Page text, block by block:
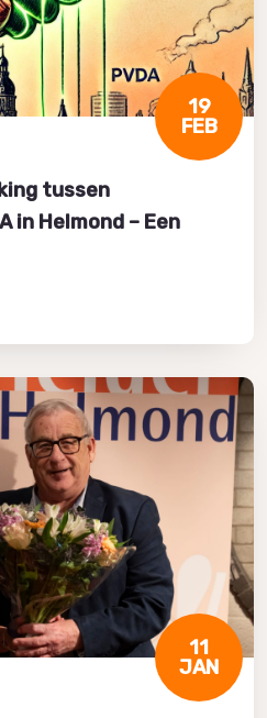
19
FEB
tussen
in Helmond – Een
11
JAN